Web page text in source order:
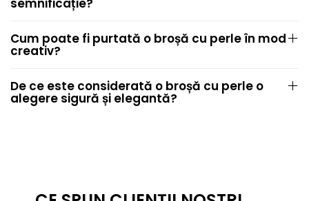
semnificație?
Cum poate fi purtată o broșă cu perle în mod
creativ?
De ce este considerată o broșă cu perle o
alegere sigură și elegantă?